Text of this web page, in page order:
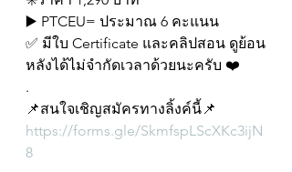
▶️ PTCEU= ประมาณ 6 คะแนน
✅ มีใบ Certificate และคลิปสอน ดูย้อน
หลังได้ไม่จำกัดเวลาด้วยนะครับ ❤️
.
📌สนใจเชิญสมัครทางลิ้งค์นี้📌
https://forms.gle/SkmfspLScXKc3ijN
8